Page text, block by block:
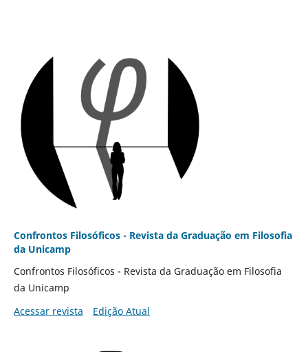
Confrontos Filosóficos - Revista da Graduação em Filosofia
da Unicamp
Confrontos Filosóficos - Revista da Graduação em Filosofia
da Unicamp
Acessar revista
Edição Atual